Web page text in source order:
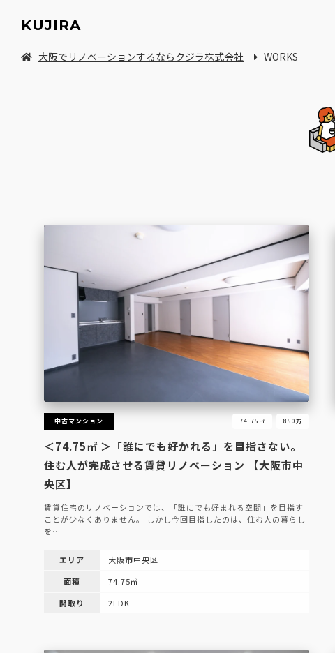
KUJIRA
大阪でリノベーションするならクジラ株式会社 WORKS
中古マンション 74.75㎡ 850万
＜74.75㎡ ＞「誰にでも好かれる」を目指さない。
住む人が完成させる賃貸リノベーション 【大阪市中
央区】
賃貸住宅のリノベーションでは、「誰にでも好まれる空間」を目指す
ことが少なくありません。 しかし今回目指したのは、住む人の暮らし
を…
エリア
大阪市中央区
面積
74.75㎡
間取り
2LDK